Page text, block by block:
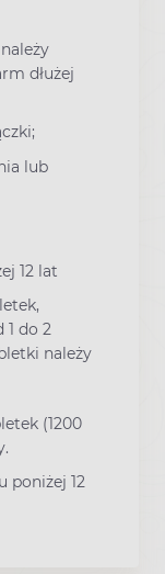
dłużej
lub
12 lat
1 do 2
należy
(1200
poniżej 12